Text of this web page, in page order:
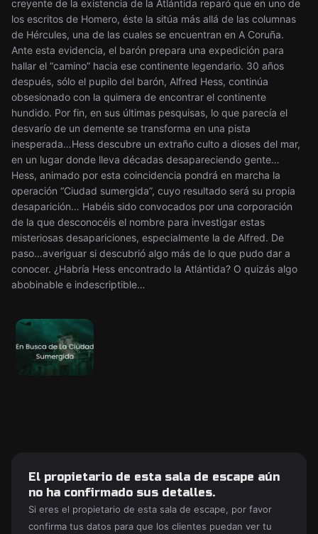
creyente de la existencia de la Atlántida reparó que en uno de
los escritos de Homero, éste la sitúa más allá de las columnas
de Hércules, una de las cuales se encuentran en A Coruña.
Ante esta evidencia, el barón prepara una expedición para
hallar el “camino” hacia ese continente legendario. 30 años
después, sólo el pupilo del barón, Alfred Hess, continúa
obsesionado con la quimera de encontrar el continente
hundido. Por fin, en sus últimas pesquisas, lo que parecía el
desvarío de un demente se transforma en una pista
inesperada…Hess descubre un extraño culto a dioses del mar,
en un lugar donde lleva décadas desapareciendo gente…
Hess, animado por esta coincidencia pondrá en marcha la
operación “Ciudad sumergida”, cuyo resultado será su propia
desaparición… Habéis sido convocados por una corporación
de la que desconocéis el nombre para investigar estas
misteriosas desapariciones, especialmente la de Alfred. De
paso…averiguar si descubrió algo más de lo que pudo dar a
conocer. ¿Habría Hess encontrado la Atlántida? O quizás algo
abobinable e indescriptible…
El propietario de esta sala de escape aún
no ha confirmado sus detalles.
Si eres el propietario de esta sala de escape, por favor
confirma tus datos para que los clientes puedan ver tu